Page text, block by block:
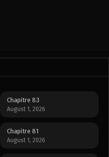
Chapitre 83
August 1, 2026
Chapitre 81
August 1, 2026